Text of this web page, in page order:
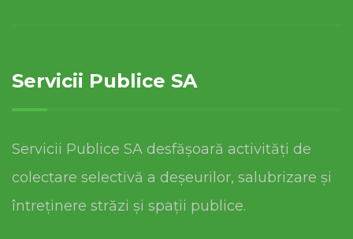
Servicii Publice SA
Servicii Publice SA desfășoară activități de
colectare selectivă a deșeurilor, salubrizare și
întreținere străzi și spații publice.